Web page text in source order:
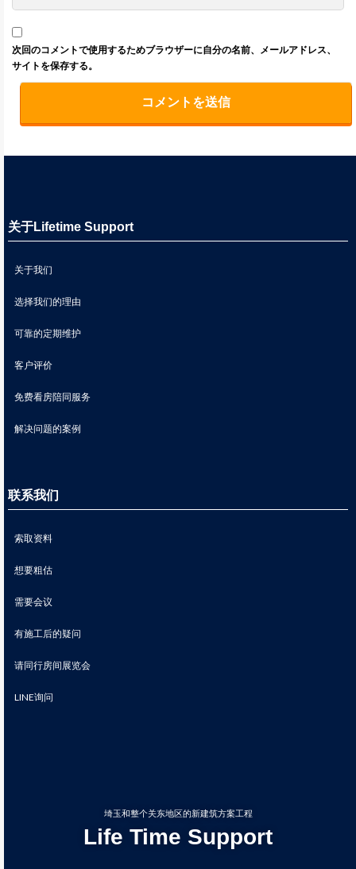
次回のコメントで使用するためブラウザーに自分の名前、メールアドレス、
サイトを保存する。
关于Lifetime Support
关于我们
选择我们的理由
可靠的定期维护
客户评价
免费看房陪同服务
解决问题的案例
联系我们
索取资料
想要粗估
需要会议
有施工后的疑问
请同行房间展览会
LINE询问
埼玉和整个关东地区的新建筑方案工程
Life Time Support